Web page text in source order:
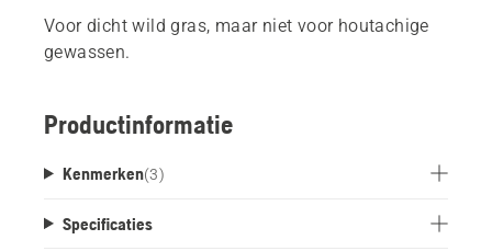
Voor dicht wild gras, maar niet voor houtachige
gewassen.
Productinformatie
Kenmerken(3)
Specificaties